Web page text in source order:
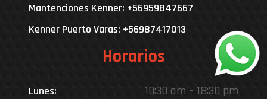
Mantenciones Kenner: +56959847667
Kenner Puerto Varas: +56987417013
Horarios
Lunes: 10:30 am - 18:30 pm